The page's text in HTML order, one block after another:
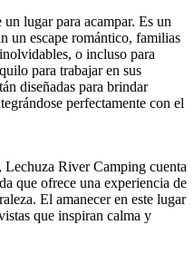
lugar para acampar. Es un
un escape romántico, familias
o incluso para
para trabajar en sus
diseñadas para brindar
perfectamente con el
Lechuza River Camping cuenta
que ofrece una experiencia de
El amanecer en este lugar
que inspiran calma y